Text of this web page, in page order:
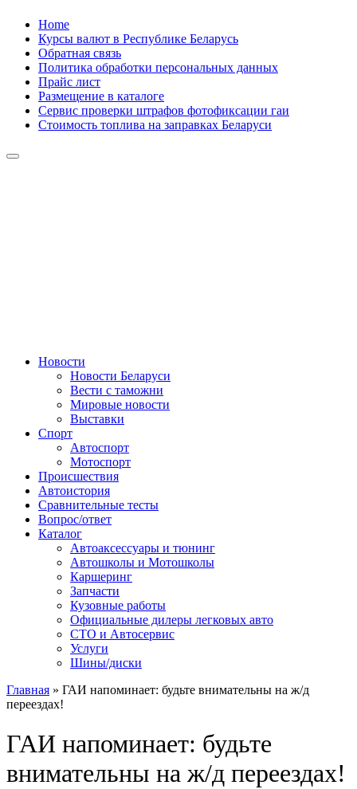
Skip
content
Home
Курсы валют в Республике Беларусь
Обратная связь
Политика обработки персональных данных
Прайс лист
Размещение в каталоге
Сервис проверки штрафов фотофиксации гаи
Стоимость топлива на заправках Беларуси
Сайт про автомобили
Новости
Новости Беларуси
Вести с таможни
Мировые новости
Выставки
Спорт
Автоспорт
Мотоспорт
Происшествия
Автоистория
Сравнительные тесты
Вопрос/ответ
Каталог
Автоакcессуары и тюнинг
Автошколы и Мотошколы
Каршеринг
Запчасти
Кузовные работы
Официальные дилеры легковых авто
СТО и Автосервис
Услуги
Шины/диски
Главная » ГАИ напоминает: будьте внимательны на ж/д
переездах!
ГАИ напоминает: будьте
внимательны на ж/д переездах!